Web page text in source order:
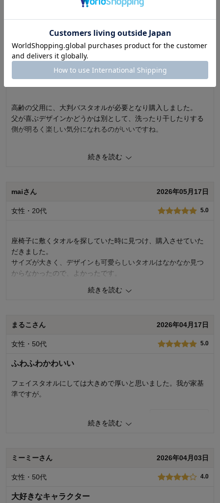
0人が参考になりました
機能
5.0
使用感・使いやすさ
5.0
デザイン・色
購入商品： ミッキー＆フレンズ／いい雰囲気（フェ
イスタオル）, フェイスタオル
使用場所： キッチン
商品を使う人： 自分、子供
おかちゅんさん
女性・50代 5.0
高齢の父用に、大判バスタオルが必要となり購入しました。
父が喜ぶデザインかどうかは別として、洗ったり干したりする
側が明るく楽しい気分になれるのがいいですね。
のお品を選ぶことにはなりましたが、手触り柔らかく、価格は
参考になった
デザイン・色
5.0
購入商品： ミッキーマウス／ポーズ（大判バスタオ
ル）, 大判バスタオル
購入のきっかけ：
買い替え
商品を使う人：
両親
続きを読む
maiさん 2026年05月17日
女性・20代 5.0
座椅子に敷くタオルを探していた時に見つけ、購入させていた
だきました。
サイズが大きく、デザインも可愛らしいタオルはなかなか見つ
からなかったので、よかったです。
デザイン・色
購入商品： ミッキー＆フレンズ／楽しいアルファベ
商品を使う人： 自分
続きを読む
まるこさん 2026年04月17日
女性・50代 5.0
ふわふわかわいい
フェイスタオルにしては大きめで厚いと思いました。我が家基
準ですが。
使用感・使いやすさ
使用場所：
続きを読む
ミーミーさん 2026年04月03日
女性・50代 4.0
大好きなキャラクター